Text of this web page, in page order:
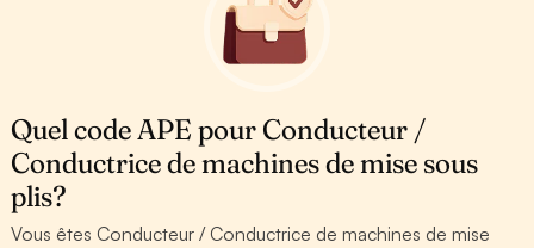
Quel code APE pour Conducteur /
Conductrice de machines de mise sous
plis?
Vous êtes Conducteur / Conductrice de machines de mise